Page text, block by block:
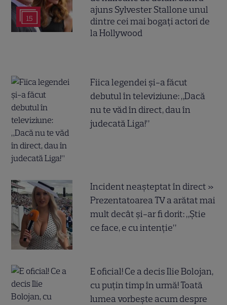
15
ajuns Sylvester Stallone unul
dintre cei mai bogați actori de
la Hollywood
Fiica legendei și-a făcut
debutul în televiziune: „Dacă
nu te văd în direct, dau în
judecată Liga!”
Incident neașteptat în direct »
Prezentatoarea TV a arătat mai
mult decât și-ar fi dorit: „Știe
ce face, e cu intenție”
E oficial! Ce a decis Ilie Bolojan,
cu puțin timp în urmă! Toată
lumea vorbește acum despre